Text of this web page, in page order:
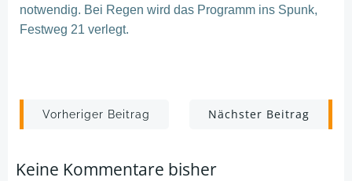
notwendig. Bei Regen wird das Programm ins Spunk,
Festweg 21 verlegt.
Post
navigation
Vorheriger Beitrag
Post
navigation
Nächster Beitrag
Keine Kommentare bisher